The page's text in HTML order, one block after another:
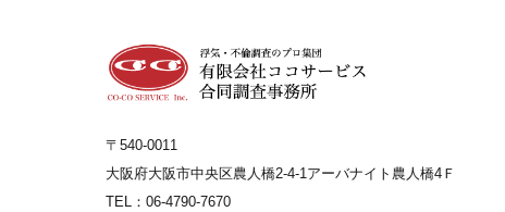
〒540-0011
大阪府大阪市中央区農人橋2-4-1アーバナイト農人橋4Ｆ
TEL：06-4790-7670